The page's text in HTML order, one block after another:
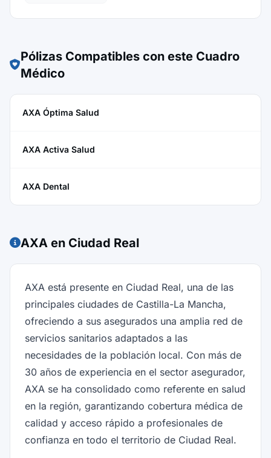
Pólizas Compatibles con este Cuadro
Médico
AXA Óptima Salud
AXA Activa Salud
AXA Dental
AXA en Ciudad Real
AXA está presente en Ciudad Real, una de las
principales ciudades de Castilla-La Mancha,
ofreciendo a sus asegurados una amplia red de
servicios sanitarios adaptados a las
necesidades de la población local. Con más de
30 años de experiencia en el sector asegurador,
AXA se ha consolidado como referente en salud
en la región, garantizando cobertura médica de
calidad y acceso rápido a profesionales de
confianza en todo el territorio de Ciudad Real.